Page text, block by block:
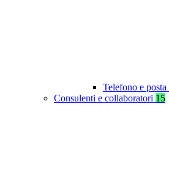
Telefono e posta
Consulenti e collaboratori 15